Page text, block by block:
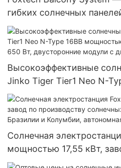
гибких солнечных
микроинвертором и
Китай.
Высокоэффективные
Jinko Tiger Tier1 Neo N-
590 Вт, 620 Вт, 630 Вт,
модули с двумя
Солнечная
мощностью 17,55 кВт,
солнечных батарей для